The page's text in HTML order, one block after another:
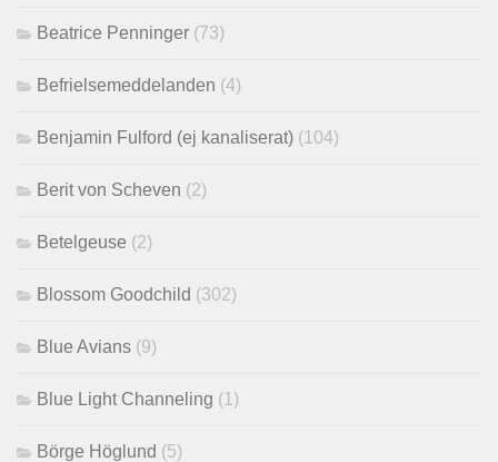
Beatrice Penninger (73)
Befrielsemeddelanden (4)
Benjamin Fulford (ej kanaliserat) (104)
Berit von Scheven (2)
Betelgeuse (2)
Blossom Goodchild (302)
Blue Avians (9)
Blue Light Channeling (1)
Börge Höglund (5)